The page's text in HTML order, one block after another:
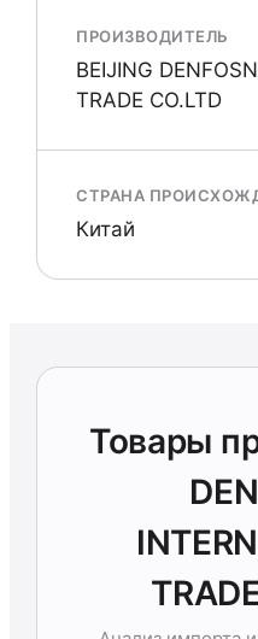
ПРОИЗВОДИТЕЛЬ
BEIJING
TRADE CO.LTD
СТРАНА
Китай
Товары